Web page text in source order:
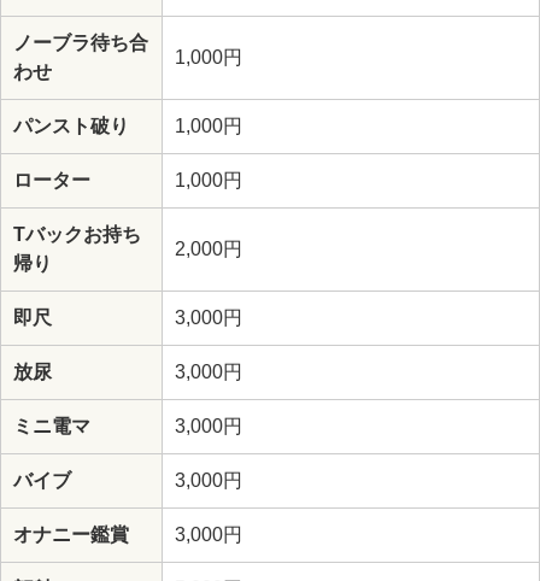
ノーブラ待ち合
わせ
1,000円
パンスト破り 1,000円
ローター 1,000円
Tバックお持ち
帰り
2,000円
即尺 3,000円
放尿 3,000円
ミニ電マ 3,000円
バイブ 3,000円
オナニー鑑賞 3,000円